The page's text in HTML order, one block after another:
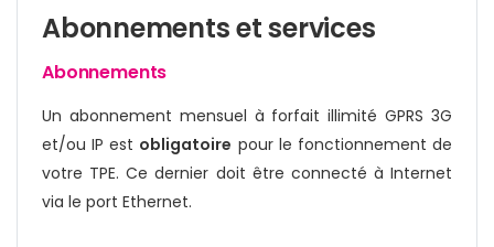
Abonnements et services
Abonnements
Un abonnement mensuel à forfait illimité GPRS 3G
et/ou IP est obligatoire pour le fonctionnement de
votre TPE. Ce dernier doit être connecté à Internet
via le port Ethernet.